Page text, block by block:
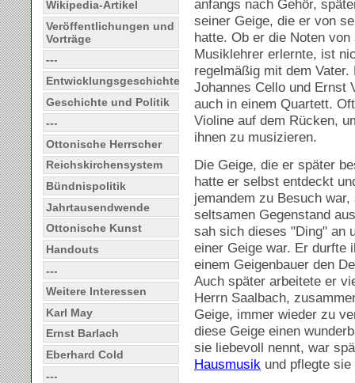
Wikipedia-Artikel
Veröffentlichungen und
Vorträge
---
Entwicklungsgeschichte
Geschichte und Politik
---
Ottonische Herrscher
Reichskirchensystem
Bündnispolitik
Jahrtausendwende
Ottonische Kunst
Handouts
---
Weitere Interessen
Karl May
Ernst Barlach
Eberhard Cold
---
anfangs nach Gehör,
seiner Geige, die er von
hatte. Ob er die Noten
Musiklehrer erlernte, ist
regelmäßig mit dem
Johannes Cello und Ernst
auch in einem Quartett.
Violine auf dem Rücken,
ihnen zu musizieren.
Die Geige, die er später
hatte er selbst entdeckt
jemandem zu Besuch
seltsamen Gegenstand
sah sich dieses "Ding" an
einer Geige war. Er durfte
einem Geigenbauer den
Auch später arbeitete er
Herrn Saalbach,
Geige, immer wieder zu
diese Geige einen
sie liebevoll nennt, war
Hausmusik und pflegte sie